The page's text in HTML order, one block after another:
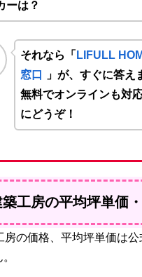
ーは？
それなら「 LIFULL
窓口
」が、すぐに答え
無料でオンラインも対
にどうぞ！
築工房の平均坪単価
房の価格、平均坪単価は